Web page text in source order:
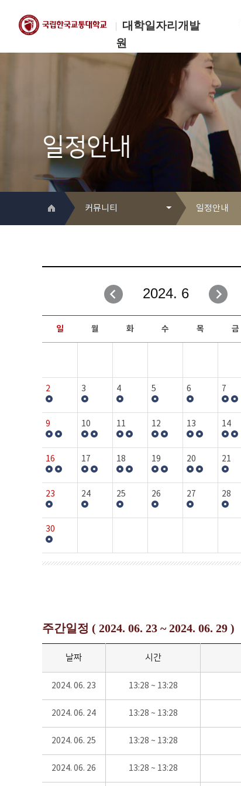
대학일자리개발
원
한국교통대학교
대학일자리개발원
일정안내
커뮤니티
취업성공지원과
창업지원·교육센터
현장실습/IPP사업단
커뮤니티
일정안내
자유게시판
일정안내
보도자료
행사갤러리
2024. 6
일 월 화 수 목 금
2 3 4 5 6 7
9 10 11 12 13 14
16 17 18 19 20 21
23 24 25 26 27 28
30
주간일정 ( 2024. 06. 23 ~ 2024. 06. 29 )
날짜 시간
2024. 06. 23 13:28 ~ 13:28
2024. 06. 24 13:28 ~ 13:28
2024. 06. 25 13:28 ~ 13:28
2024. 06. 26 13:28 ~ 13:28